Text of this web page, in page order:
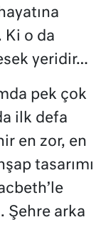
Ki o da
yeridir…
pek çok
ilk defa
en zor, en
tasarımı
Şehre arka